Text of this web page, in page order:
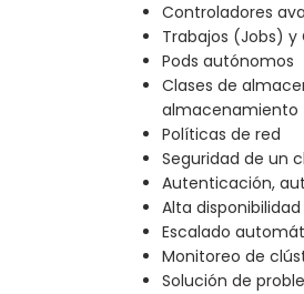
Controladores
Trabajos (Jobs) y
Pods autónomos
Clases de
almacenamiento
Políticas de red
Seguridad de un
Autenticación,
Alta
Escalado
Monitoreo de
Solución de